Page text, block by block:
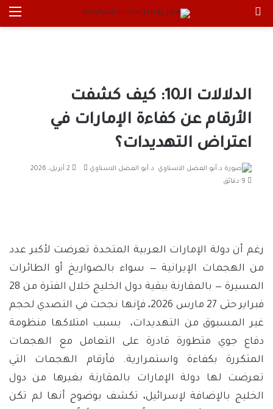
الدلالات الـ10: كيف كشفت
الأرقام عن كفاءة الإمارات في
اعتراض التهديدات؟
د.أبو الفضل الاسناوي
أرسل2 أبريل، 2026
رغم أن دولة الإمارات العربية المتحدة تعرضت لأكبر عدد
من الهجمات الإيرانية — سواء بالصواريخ أو الطائرات
المسيرة — بالمقارنة ببقية دول الخليج خلال الفترة من 28
فبراير حتى 27 مارس 2026، فإنها نجحت في التصدي لحجم
غير المسبوق من التهديدات، بسبب امتلاكها منظومة
دفاع جوي متطورة قادرة على التعامل مع الهجمات
المتكررة بكفاءة واستمرارية. فأرقام الهجمات التي
تعرضت لها دولة الإمارات بالمقارنة بغيرها من دول
الخليج بالإضافة لإسرائيل، تكشف بوضوح أنها لم تكن